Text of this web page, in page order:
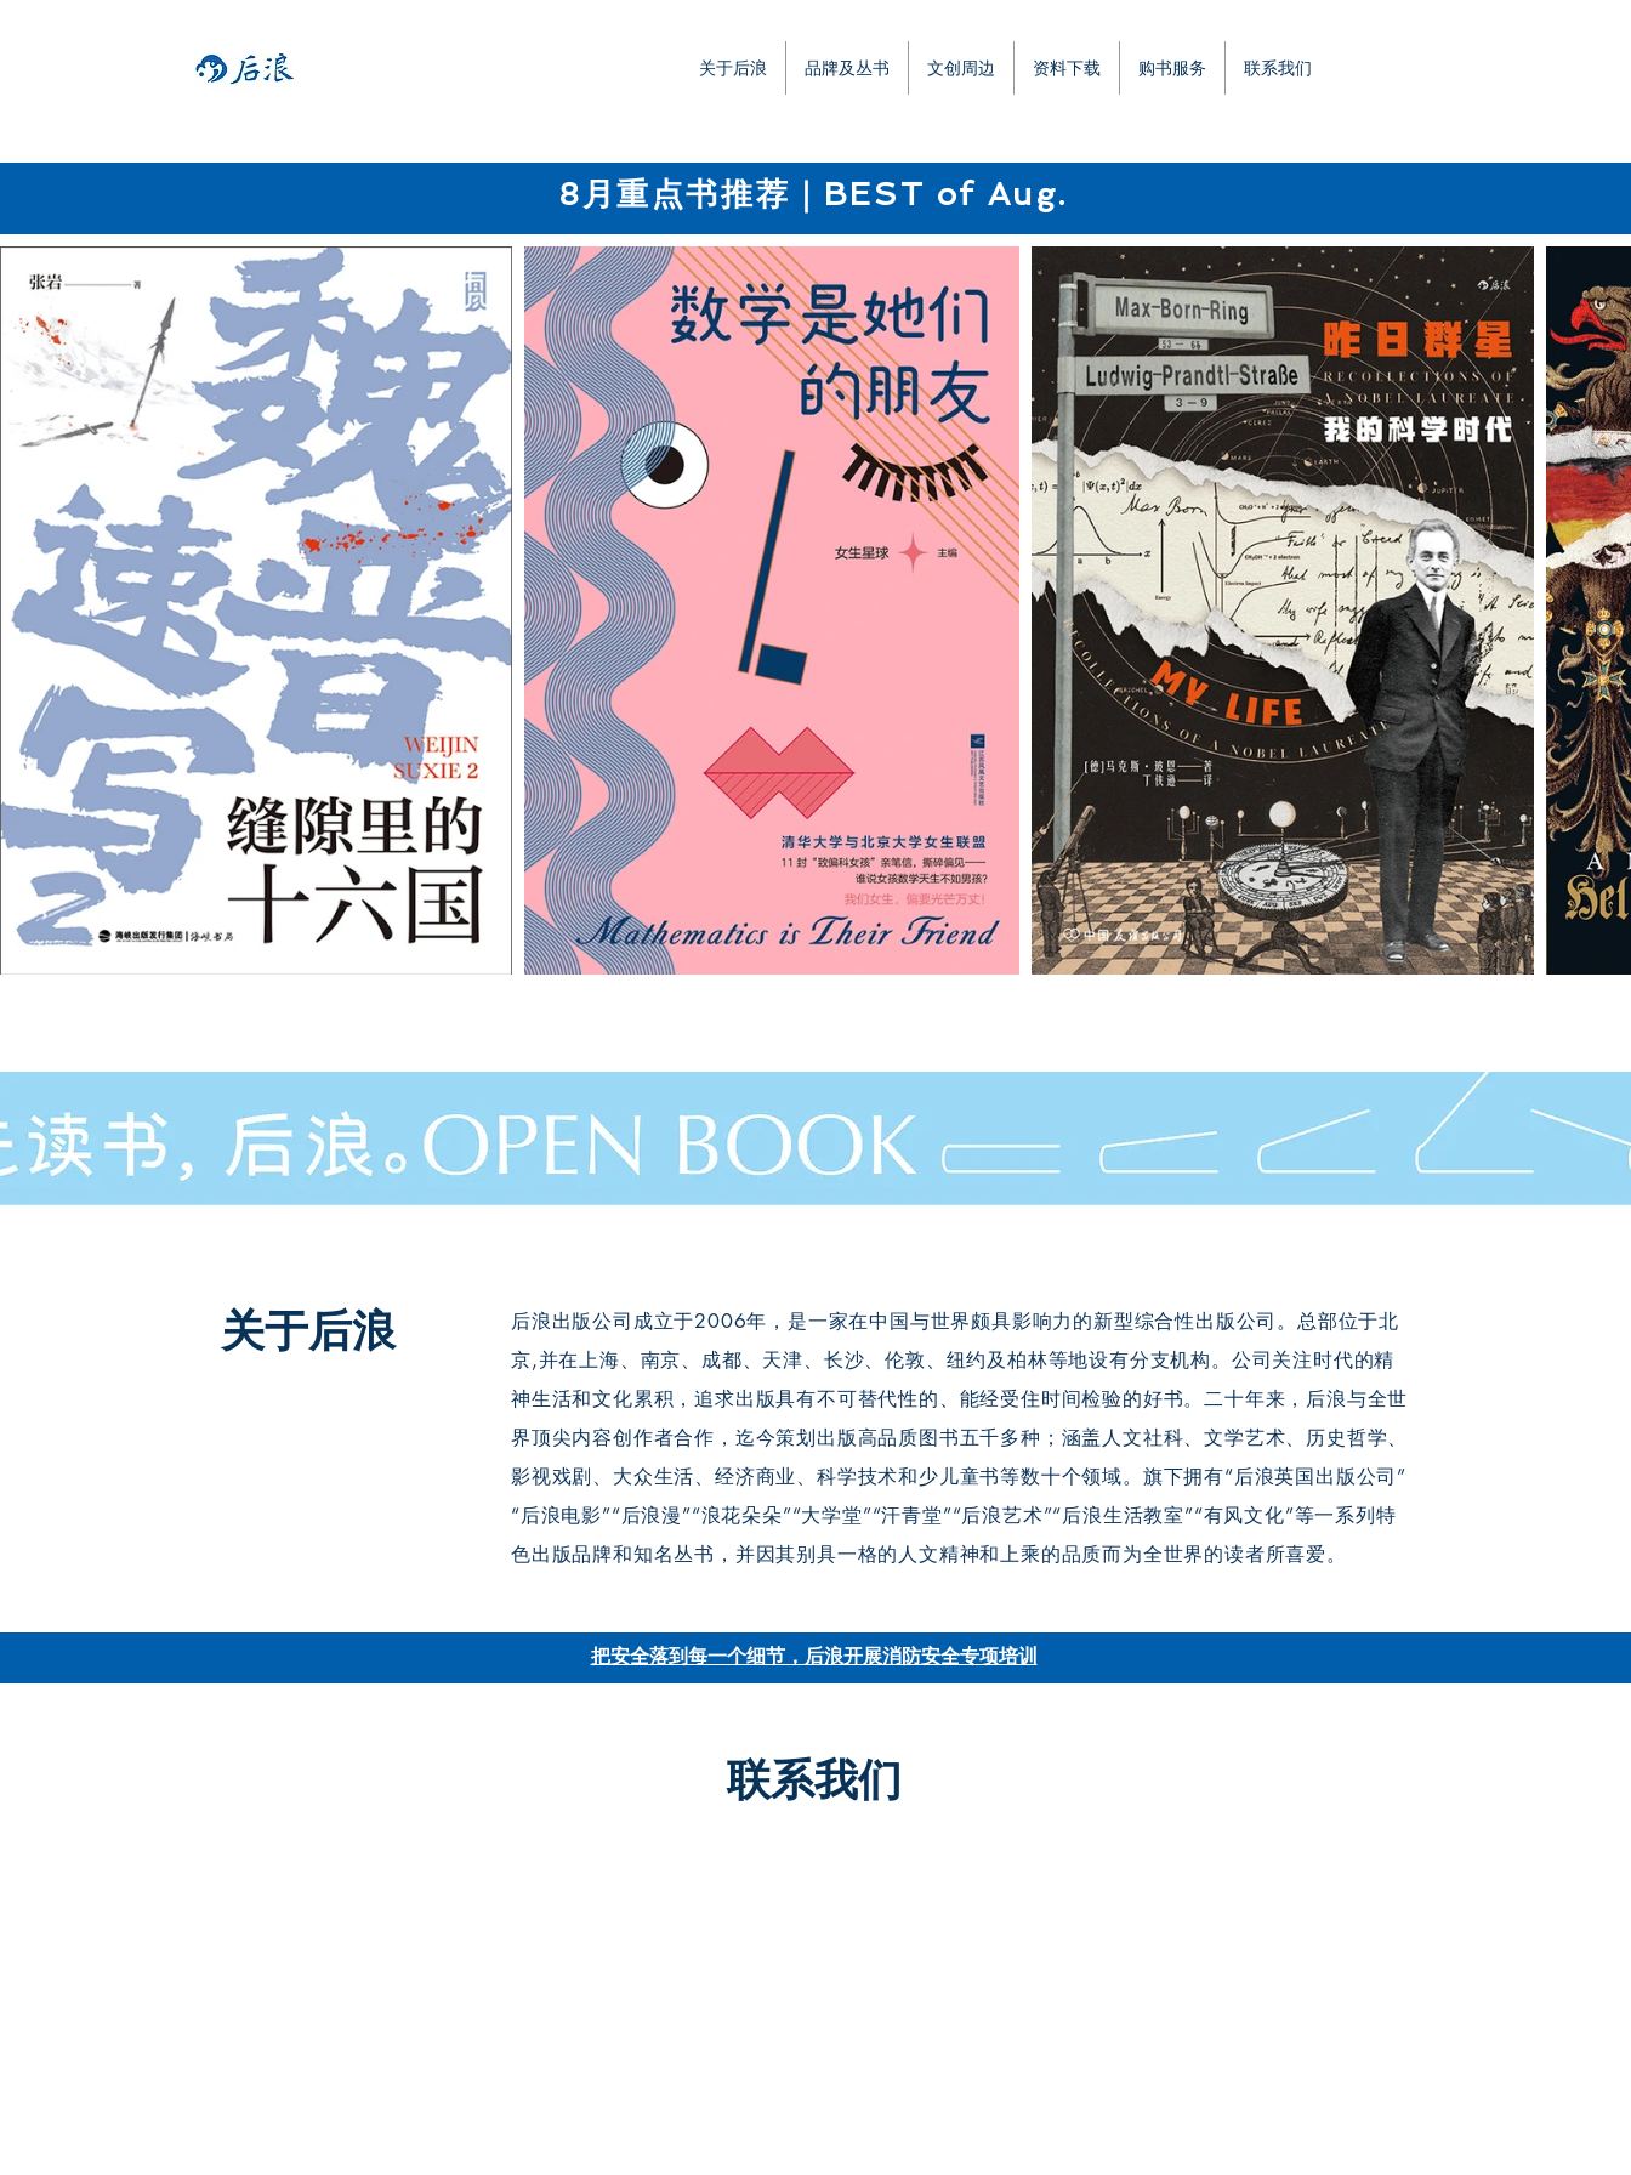
关于后浪 品牌及丛书 文创周边 资料下载 购书服务 联系我们
8月重点书推荐｜ BEST of Aug.
​关于后浪
后浪出版公司成立于2006年，是一家在中国与世界颇具影响力的新型综合性出版公司。总部位于北
京,并在上海、南京、成都、天津、长沙、伦敦、纽约及柏林等地设有分支机构。公司关注时代的精
神生活和文化累积，追求出版具有不可替代性的、能经受住时间检验的好书。二十年来，后浪与全世
界顶尖内容创作者合作，迄今策划出版高品质图书五千多种；涵盖人文社科、文学艺术、历史哲学、
影视戏剧、大众生活、经济商业、科学技术和少儿童书等数十个领域。旗下拥有“后浪英国出版公司”
“后浪电影”“后浪漫”“浪花朵朵”“大学堂”“汗青堂”“后浪艺术”“后浪生活教室”“有风文化”等一系列特
色出版品牌和知名丛书，并因其别具一格的人文精神和上乘的品质而为全世界的读者所喜爱。
联系我们
把安全落到每一个细节，后浪开展消防安全专项培训